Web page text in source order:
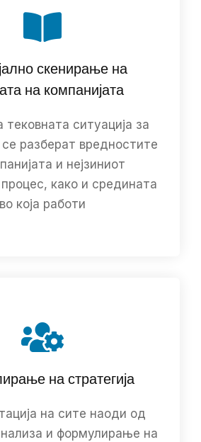
скенирање на
на компанијата
тековната ситуација за
разберат вредностите
и нејзиниот
како и средината
во која работи
на стратегија
на сите наоди од
и формулирање на